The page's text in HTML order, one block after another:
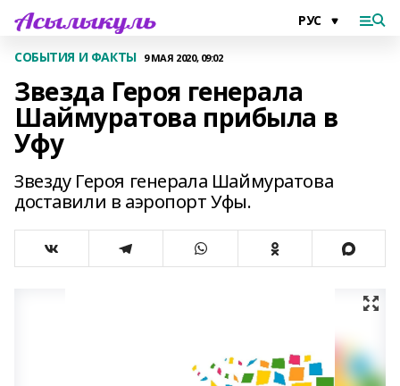
СОБЫТИЯ И ФАКТЫ 9 МАЯ 2020, 09:02
Звезда Героя генерала
Шаймуратова прибыла в
Уфу
Звезду Героя генерала Шаймуратова
доставили в аэропорт Уфы.